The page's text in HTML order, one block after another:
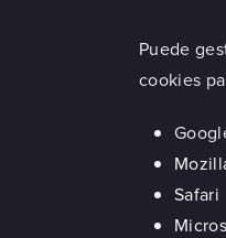
Puede
cookies
Safari